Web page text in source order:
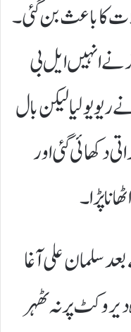
کا باعث بن گئی۔
نے انہیں ایل بی
ریویو لیا لیکن بال
دکھائی گئی اور
پڑا۔
سلمان علی آغا
وکٹ پر نہ ٹھہر